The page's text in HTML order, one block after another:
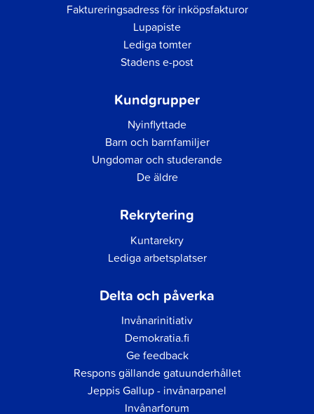
Faktureringsadress för inköpsfakturor
Lupapiste
Lediga tomter
Stadens e-post
Kundgrupper
Nyinflyttade
Barn och barnfamiljer
Ungdomar och studerande
De äldre
Rekrytering
Kuntarekry
Lediga arbetsplatser
Delta och påverka
Invånarinitiativ
Demokratia.fi
Ge feedback
Respons gällande gatuunderhållet
Jeppis Gallup - invånarpanel
Invånarforum